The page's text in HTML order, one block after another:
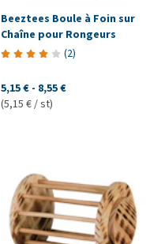
Beeztees Boule à Foin sur
Chaîne pour Rongeurs
(2)
5,15 € - 8,55 €
(5,15 € / st)